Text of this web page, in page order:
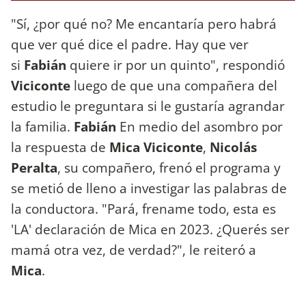
"Sí, ¿por qué no? Me encantaría pero habrá
que ver qué dice el padre. Hay que ver
si Fabián quiere ir por un quinto", respondió
Viciconte luego de que una compañera del
estudio le preguntara si le gustaría agrandar
la familia. Fabián En medio del asombro por
la respuesta de Mica Viciconte, Nicolás
Peralta, su compañero, frenó el programa y
se metió de lleno a investigar las palabras de
la conductora. "Pará, frename todo, esta es
'LA' declaración de Mica en 2023. ¿Querés ser
mamá otra vez, de verdad?", le reiteró a
Mica.